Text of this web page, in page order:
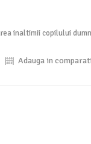
inaltimii copilului
Adauga in